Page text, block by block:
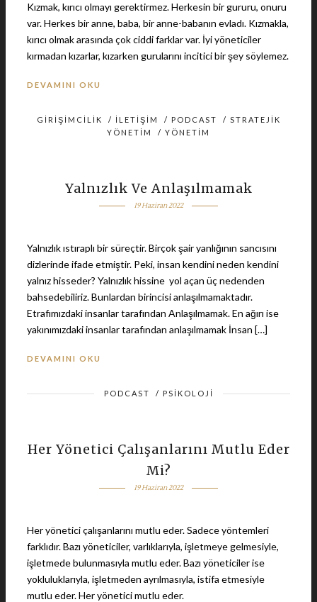
Kızmak, kırıcı olmayı gerektirmez. Herkesin bir gururu, onuru
var. Herkes bir anne, baba, bir anne-babanın evladı. Kızmakla,
kırıcı olmak arasında çok ciddi farklar var. İyi yöneticiler
kırmadan kızarlar, kızarken gurularını incitici bir şey söylemez.
DEVAMINI OKU
GIRIŞIMCILIK / İLETIŞIM / PODCAST / STRATEJIK
YÖNETIM
/ YÖNETIM
Yalnızlık Ve Anlaşılmamak
19 Haziran 2022
Yalnızlık ıstıraplı bir süreçtir. Birçok şair yanlığının sancısını
dizlerinde ifade etmiştir. Peki, insan kendini neden kendini
yalnız hisseder? Yalnızlık hissine yol açan üç nedenden
bahsedebiliriz. Bunlardan birincisi anlaşılmamaktadır.
Etrafımızdaki insanlar tarafından Anlaşılmamak. En ağırı ise
yakınımızdaki insanlar tarafından anlaşılmamak İnsan […]
DEVAMINI OKU
PODCAST / PSIKOLOJI
Her Yönetici Çalışanlarını Mutlu Eder
Mi?
19 Haziran 2022
Her yönetici çalışanlarını mutlu eder. Sadece yöntemleri
farklıdır. Bazı yöneticiler, varlıklarıyla, işletmeye gelmesiyle,
işletmede bulunmasıyla mutlu eder. Bazı yöneticiler ise
yokluluklarıyla, işletmeden ayrılmasıyla, istifa etmesiyle
mutlu eder. Her yönetici mutlu eder.